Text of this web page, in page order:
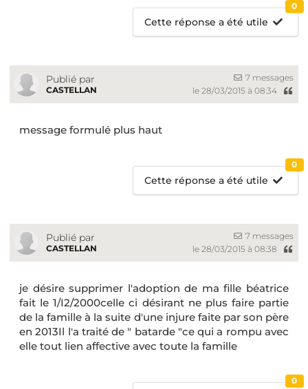
Cette réponse a été utile
0
Publié par
CASTELLAN
7 messages
le 28/03/2015 à 08:34
message formulé plus haut
Cette réponse a été utile
0
Publié par
CASTELLAN
7 messages
le 28/03/2015 à 08:38
je désire supprimer l'adoption de ma fille béatrice
fait le 1/I2/2000celle ci désirant ne plus faire partie
de la famille à la suite d'une injure faite par son père
en 2013Il l'a traité de " batarde "ce qui a rompu avec
elle tout lien affective avec toute la famille
0